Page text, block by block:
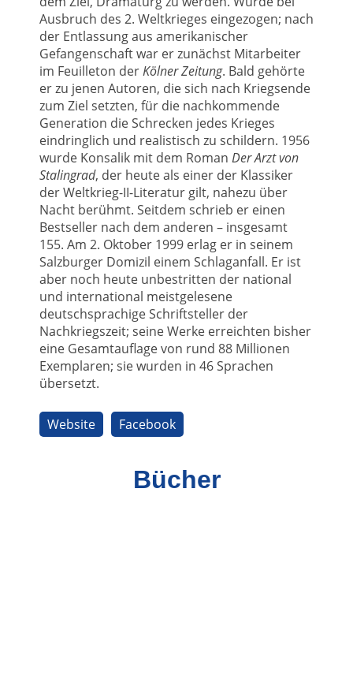
Ausbruch des 2. Weltkrieges eingezogen; nach
der Entlassung aus amerikanischer
Gefangenschaft war er zunächst Mitarbeiter
im Feuilleton derKölner Zeitung. Bald gehörte
er zu jenen Autoren, die sich nach Kriegsende
zum Ziel setzten, für die nachkommende
Generation die Schrecken jedes Krieges
eindringlich und realistisch zu schildern. 1956
wurde Konsalik mit dem Roman Der Arzt von
Stalingrad, der heute als einer der Klassiker
der Weltkrieg-II-Literatur gilt, nahezu über
Nacht berühmt. Seitdem schrieb er einen
Bestseller nach dem anderen – insgesamt
155. Am 2. Oktober 1999 erlag er in seinem
Salzburger Domizil einem Schlaganfall. Er ist
aber noch heute unbestritten der national
und international meistgelesene
deutschsprachige Schriftsteller der
Nachkriegszeit; seine Werke erreichten bisher
eine Gesamtauflage von rund 88 Millionen
Exemplaren; sie wurden in 46 Sprachen
übersetzt.
Website Facebook
Bücher